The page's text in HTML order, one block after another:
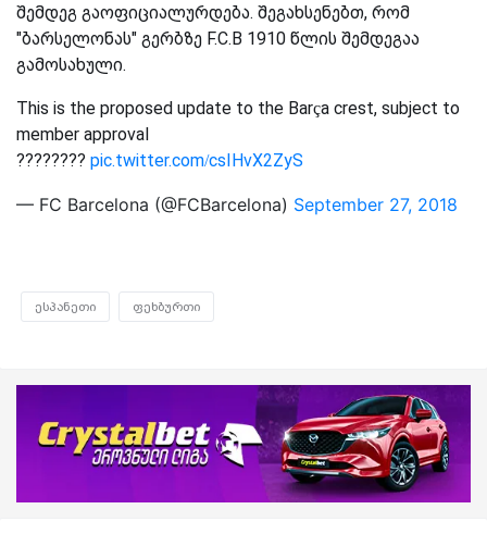
შემდეგ გაოფიციალურდება. შეგახსენებთ, რომ
"ბარსელონას" გერბზე F.C.B 1910 წლის შემდეგაა
გამოსახული.
This is the proposed update to the Barça crest, subject to
member approval
???????? pic.twitter.com/csIHvX2ZyS
— FC Barcelona (@FCBarcelona) September 27, 2018
ესპანეთი ფეხბურთი